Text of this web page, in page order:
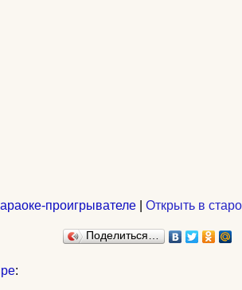
проигрывателе| Открыть в
Поделиться…
: